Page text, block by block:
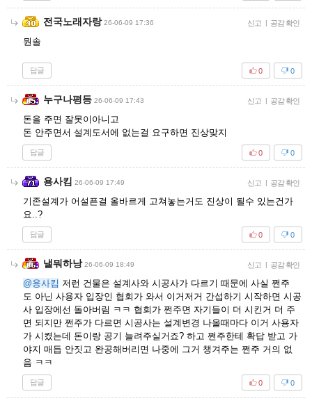
전국노래자랑 26-06-09 17:36 신고 | 공감 확인
뭔솔
답글 0
0
누구나평등 26-06-09 17:43 신고 | 공감 확인
돈을 주면 잘못이아니고
돈 안주면서 설계도서에 없는걸 요구하면 진상맞지
답글 0
0
용사킴 26-06-09 17:49 신고 | 공감 확인
기존설계가 어설픈걸 올바르게 고쳐놓는거도 진상이 될수 있는건가
요..?
답글 0
0
낼뭐하낭 26-06-09 18:49 신고 | 공감 확인
@용사킴 저런 건물은 설계사와 시공사가 다르기 때문에 사실 쩐주
도 아닌 사용자 입장인 협회가 와서 이거저거 간섭하기 시작하면 시공
사 입장에선 돌아버림 ㅋㅋ 협회가 쩐주면 자기들이 더 시킨거 더 주
면 되지만 쩐주가 다르면 시공사는 설계변경 나올때마다 이거 사용자
가 시켰는데 돈이랑 공기 늘려주실거죠? 하고 쩐주한테 확답 받고 가
야지 매듭 안짓고 완공해버리면 나중에 그거 챙겨주는 쩐주 거의 없
음 ㅋㅋ
답글 0
0